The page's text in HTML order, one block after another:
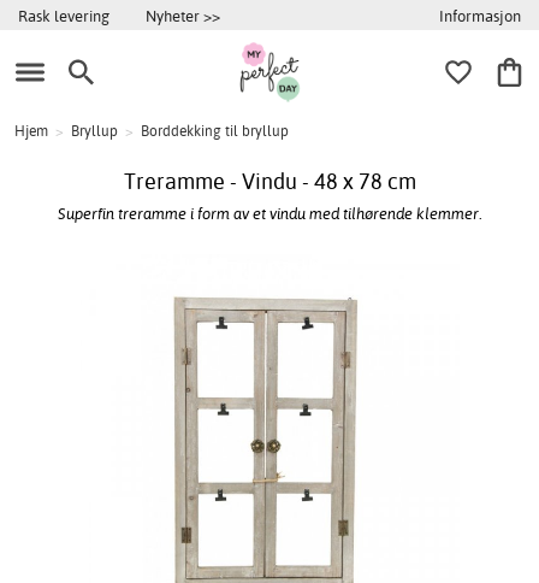
Rask levering Nyheter >> Informasjon
Hjem > Bryllup > Borddekking til bryllup
Treramme - Vindu - 48 x 78 cm
Superfin treramme i form av et vindu med tilhørende klemmer.